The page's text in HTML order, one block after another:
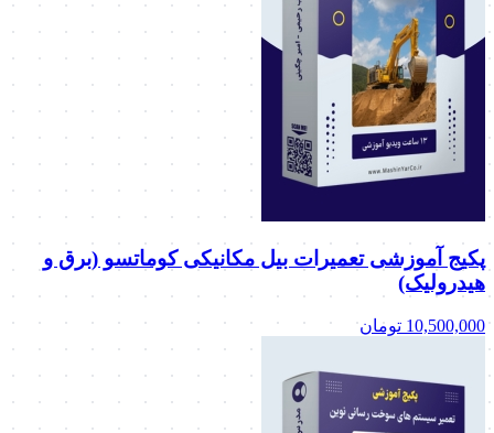
پکیج آموزشی تعمیرات بیل مکانیکی کوماتسو (برق و
هیدرولیک)
10,500,000 تومان